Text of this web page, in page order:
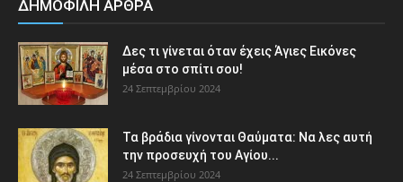
ΔΗΜΟΦΙΛΗ ΑΡΘΡΑ
Δες τι γίνεται όταν έχεις Άγιες Εικόνες
μέσα στο σπίτι σου!
24 Σεπτεμβρίου 2024
Τα βράδια γίνονται Θαύματα: Να λες αυτή
την προσευχή του Αγίου...
24 Σεπτεμβρίου 2024